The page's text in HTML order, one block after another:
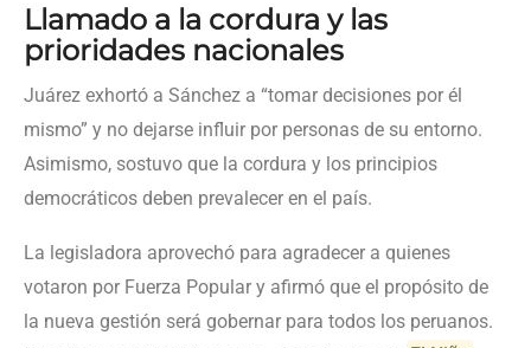
Llamado a la cordura y las
prioridades nacionales
Juárez exhortó a Sánchez a “tomar decisiones por él
mismo” y no dejarse influir por personas de su entorno.
Asimismo, sostuvo que la cordura y los principios
democráticos deben prevalecer en el país.
La legisladora aprovechó para agradecer a quienes
votaron por Fuerza Popular y afirmó que el propósito de
la nueva gestión será gobernar para todos los peruanos.